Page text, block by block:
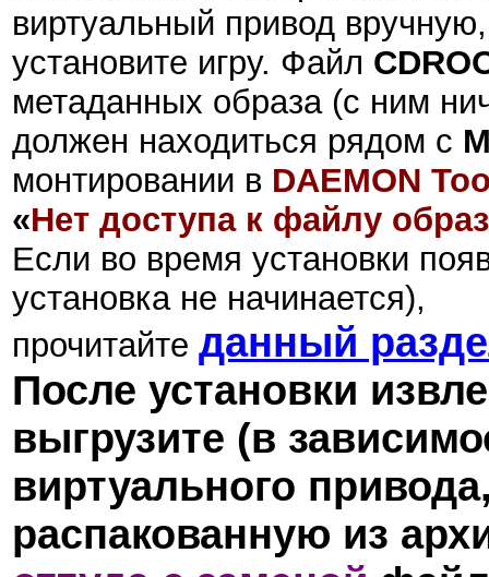
виртуальный привод
установите игру. Файл
метаданных образа (с ним
должен находиться рядом с
монтировании в DAEMON
«Нет доступа к файлу
Если во время установки
установка не начинается),
прочитайте данный
После установки
выгрузите (в
виртуального
распакованную из